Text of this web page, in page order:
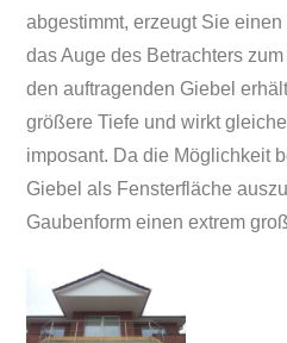
abgestimmt, erzeugt Sie
das Auge des Betrachters
den auftragenden Giebel
größere Tiefe und wirkt
imposant. Da die Möglichkeit
Giebel als Fensterfläche
Gaubenform einen extrem